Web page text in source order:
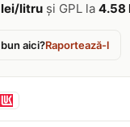
lei/litru și GPL la 4.58
aici?Raportează-l